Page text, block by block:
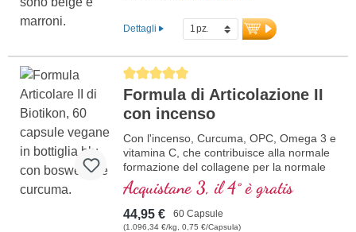
Dettagli
Average rating of 5 out of 5 stars
Formula di Articolazione II
con incenso
Con l'incenso, Curcuma, OPC, Omega 3 e
vitamina C, che contribuisce alla normale
formazione del collagene per la normale
funzione della cartilaginea. Per la cura
specifica delle strutture articolari
cartilaginea.
Acquistane 3, il 4° è gratis
44,95 € 60 Capsule
(1.096,34 €/kg, 0,75 €/Capsula)